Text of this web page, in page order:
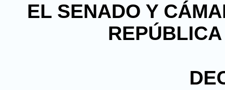
EL SENADO Y